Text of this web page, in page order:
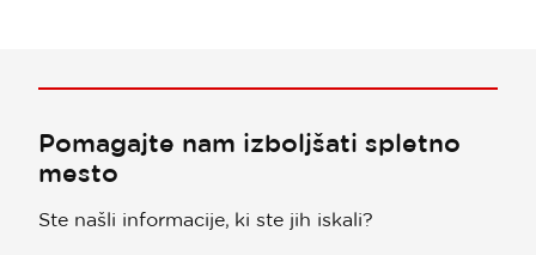
Pomagajte nam izboljšati spletno
mesto
Ste našli informacije, ki ste jih iskali?